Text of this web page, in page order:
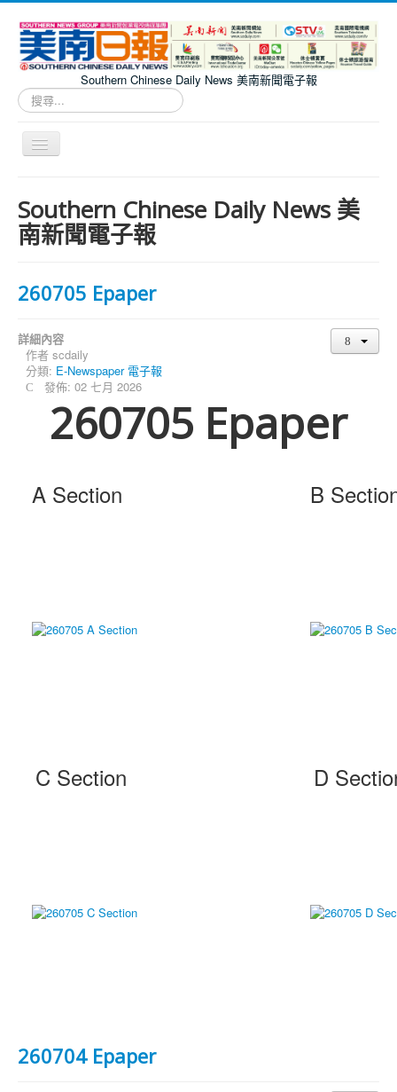
Southern Chinese Daily News 美南新聞電子報
搜
尋...
切
Southern Chinese Daily News 美
南新聞電子報
260705 Epaper
詳細內容
作者 scdaily
分類: E-Newspaper 電子報
發佈: 02 七月 2026
260705 Epaper
A Section B
C Section D
260704 Epaper